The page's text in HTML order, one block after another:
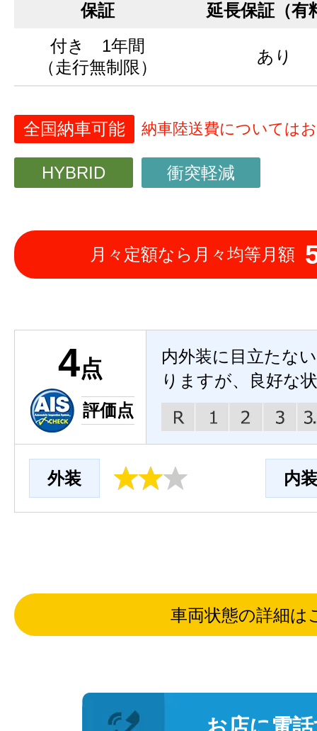
保証
延長保証（有
付き 1年間
（走行無制限）
あり
全国納車可能 納車陸送費については
HYBRID 衝突軽減
月々定額なら月々均等月額
4点
評価点
内外装に目立たな
りますが、良好な
外装 内装
車両状態の詳細は